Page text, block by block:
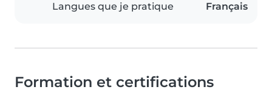
Langues que je pratique Français
Formation et certifications